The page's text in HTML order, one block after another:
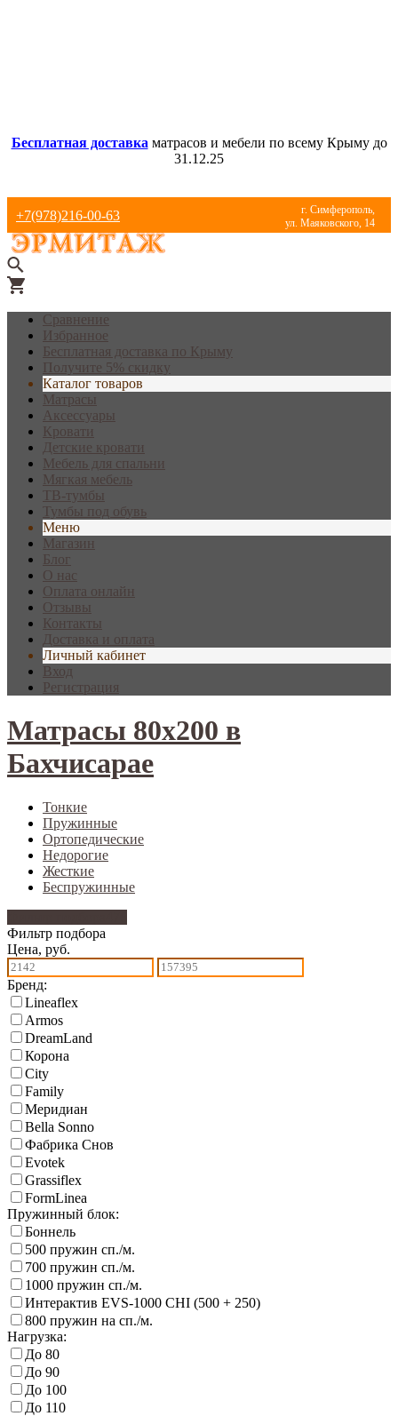
Бесплатная доставка матрасов и мебели по всему Крыму до
31.12.25
+7(978)216-00-63
г. Симферополь,
ул. Маяковского, 14
Сравнение
Избранное
Бесплатная доставка по Крыму
Получите 5% скидку
Каталог товаров
Матрасы
Аксессуары
Кровати
Детские кровати
Мебель для спальни
Мягкая мебель
ТВ-тумбы
Тумбы под обувь
Меню
Магазин
Блог
О нас
Оплата онлайн
Отзывы
Контакты
Доставка и оплата
Личный кабинет
Вход
Регистрация
Матрасы 80х200 в
Бахчисарае
Тонкие
Пружинные
Ортопедические
Недорогие
Жесткие
Беспружинные
Фильтр подбора
Цена, руб.
Бренд:
Lineaflex
Armos
DreamLand
Корона
City
Family
Меридиан
Bella Sonno
Фабрика Снов
Еvotek
Grassiflex
FormLinea
Пружинный блок:
Боннель
500 пружин сп./м.
700 пружин сп./м.
1000 пружин сп./м.
Интерактив EVS-1000 CHI (500 + 250)
800 пружин на сп./м.
Нагрузка:
До 80
До 90
До 100
До 110